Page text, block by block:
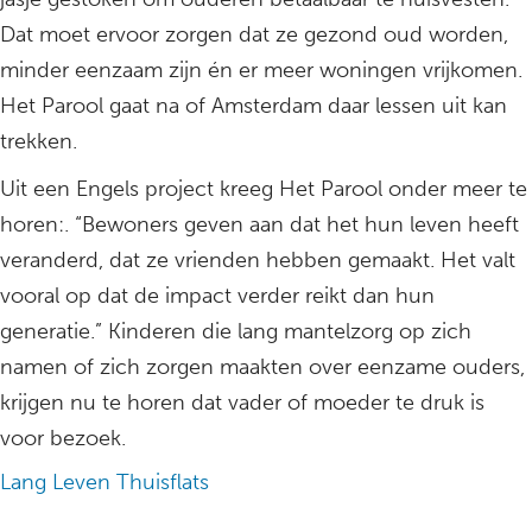
Dat moet ervoor zorgen dat ze gezond oud worden,
minder eenzaam zijn én er meer woningen vrijkomen.
Het Parool gaat na of Amsterdam daar lessen uit kan
trekken.
Uit een Engels project kreeg Het Parool onder meer te
horen:. “Bewoners geven aan dat het hun leven heeft
veranderd, dat ze vrienden hebben gemaakt. Het valt
vooral op dat de impact verder reikt dan hun
generatie.” Kinderen die lang mantelzorg op zich
namen of zich zorgen maakten over eenzame ouders,
krijgen nu te horen dat vader of moeder te druk is
voor bezoek.
Lang Leven Thuisflats